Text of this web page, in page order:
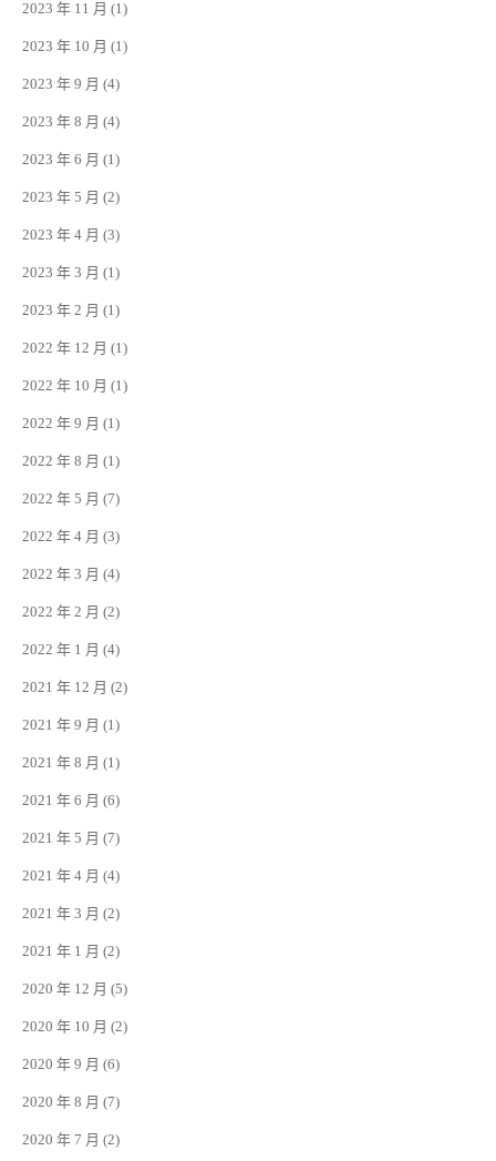
2023 年 11 月 (1)
2023 年 10 月 (1)
2023 年 9 月 (4)
2023 年 8 月 (4)
2023 年 6 月 (1)
2023 年 5 月 (2)
2023 年 4 月 (3)
2023 年 3 月 (1)
2023 年 2 月 (1)
2022 年 12 月 (1)
2022 年 10 月 (1)
2022 年 9 月 (1)
2022 年 8 月 (1)
2022 年 5 月 (7)
2022 年 4 月 (3)
2022 年 3 月 (4)
2022 年 2 月 (2)
2022 年 1 月 (4)
2021 年 12 月 (2)
2021 年 9 月 (1)
2021 年 8 月 (1)
2021 年 6 月 (6)
2021 年 5 月 (7)
2021 年 4 月 (4)
2021 年 3 月 (2)
2021 年 1 月 (2)
2020 年 12 月 (5)
2020 年 10 月 (2)
2020 年 9 月 (6)
2020 年 8 月 (7)
2020 年 7 月 (2)